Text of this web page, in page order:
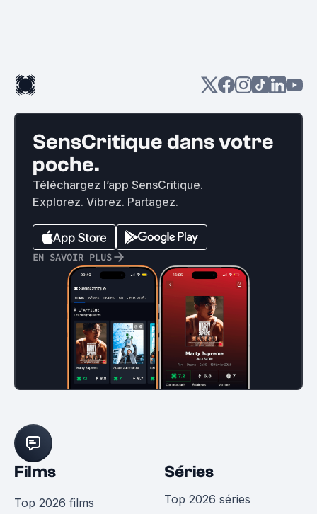
SensCritique dans votre
poche.
Téléchargez l’app SensCritique.
Explorez. Vibrez. Partagez.
EN SAVOIR PLUS
Films
Top 2026 films
Séries
Top 2026 séries